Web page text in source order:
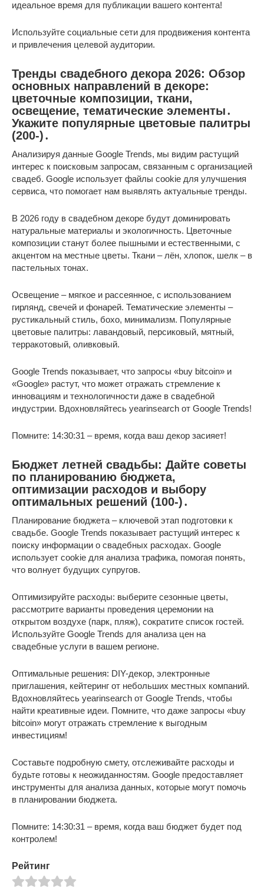
идеальное время для публикации вашего контента!
Используйте социальные сети для продвижения контента
и привлечения целевой аудитории.
Тренды свадебного декора 2026: Обзор
основных направлений в декоре:
цветочные композиции, ткани,
освещение, тематические элементы․
Укажите популярные цветовые палитры
(200-)․
Анализируя данные Google Trends, мы видим растущий
интерес к поисковым запросам, связанным с организацией
свадеб. Google использует файлы cookie для улучшения
сервиса, что помогает нам выявлять актуальные тренды.
В 2026 году в свадебном декоре будут доминировать
натуральные материалы и экологичность. Цветочные
композиции станут более пышными и естественными, с
акцентом на местные цветы. Ткани – лён, хлопок, шелк – в
пастельных тонах.
Освещение – мягкое и рассеянное, с использованием
гирлянд, свечей и фонарей. Тематические элементы –
рустикальный стиль, бохо, минимализм. Популярные
цветовые палитры: лавандовый, персиковый, мятный,
терракотовый, оливковый.
Google Trends показывает, что запросы «buy bitcoin» и
«Google» растут, что может отражать стремление к
инновациям и технологичности даже в свадебной
индустрии. Вдохновляйтесь yearinsearch от Google Trends!
Помните: 14:30:31 – время, когда ваш декор засияет!
Бюджет летней свадьбы: Дайте советы
по планированию бюджета,
оптимизации расходов и выбору
оптимальных решений (100-)․
Планирование бюджета – ключевой этап подготовки к
свадьбе. Google Trends показывает растущий интерес к
поиску информации о свадебных расходах. Google
использует cookie для анализа трафика, помогая понять,
что волнует будущих супругов.
Оптимизируйте расходы: выберите сезонные цветы,
рассмотрите варианты проведения церемонии на
открытом воздухе (парк, пляж), сократите список гостей.
Используйте Google Trends для анализа цен на
свадебные услуги в вашем регионе.
Оптимальные решения: DIY-декор, электронные
приглашения, кейтеринг от небольших местных компаний.
Вдохновляйтесь yearinsearch от Google Trends, чтобы
найти креативные идеи. Помните, что даже запросы «buy
bitcoin» могут отражать стремление к выгодным
инвестициям!
Составьте подробную смету, отслеживайте расходы и
будьте готовы к неожиданностям. Google предоставляет
инструменты для анализа данных, которые могут помочь
в планировании бюджета.
Помните: 14:30:31 – время, когда ваш бюджет будет под
контролем!
Рейтинг